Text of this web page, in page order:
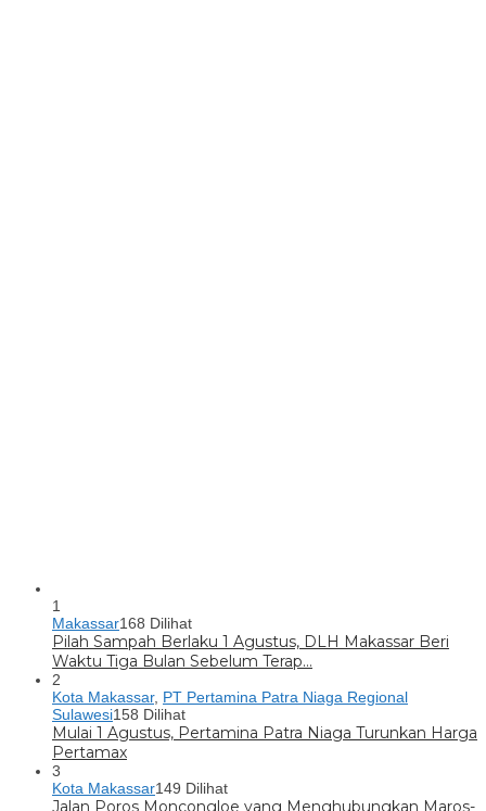
1
Makassar168 Dilihat
Pilah Sampah Berlaku 1 Agustus, DLH Makassar Beri
Waktu Tiga Bulan Sebelum Terap…
2
Kota Makassar, PT Pertamina Patra Niaga Regional
Sulawesi158 Dilihat
Mulai 1 Agustus, Pertamina Patra Niaga Turunkan Harga
Pertamax
3
Kota Makassar149 Dilihat
Jalan Poros Moncongloe yang Menghubungkan Maros-